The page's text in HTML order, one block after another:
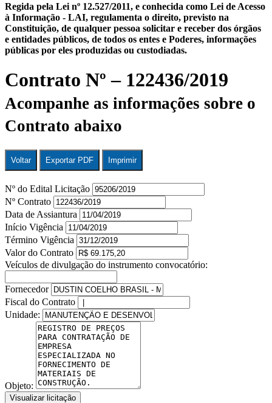
Regida pela Lei nº 12.527/2011, e conhecida como Lei de Acesso
à Informação - LAI, regulamenta o direito, previsto na
Constituição, de qualquer pessoa solicitar e receber dos órgãos
e entidades públicos, de todos os entes e Poderes, informações
públicas por eles produzidas ou custodiadas.
Contrato Nº – 122436/2019
Acompanhe as informações sobre o
Contrato abaixo
Voltar Exportar PDF Imprimir
Nº do Edital Licitação
Nº Contrato
Data de Assiantura
Início Vigência
Término Vigência
Valor do Contrato
Veículos de divulgação do instrumento convocatório:
Fornecedor
Fiscal do Contrato
Unidade:
Objeto:
Visualizar licitação